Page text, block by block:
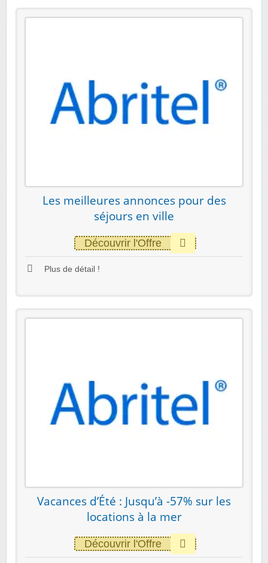
Les meilleures annonces pour des
séjours en ville
Découvrir l'Offre
Plus de détail !
Vacances d’Été : Jusqu’à -57% sur les
locations à la mer
Découvrir l'Offre